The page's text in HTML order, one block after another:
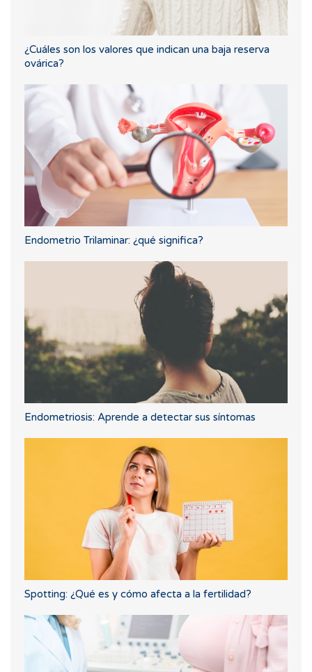
¿Cuáles son los valores que indican una baja reserva
ovárica?
Endometrio Trilaminar: ¿qué significa?
Endometriosis: Aprende a detectar sus síntomas
Spotting: ¿Qué es y cómo afecta a la fertilidad?